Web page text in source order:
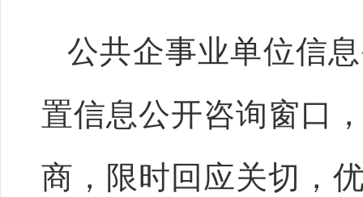
公共企事业单位信
置信息公开咨询窗口
商，限时回应关切，